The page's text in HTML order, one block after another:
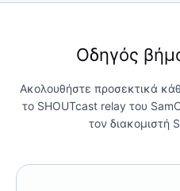
Οδηγός
Ακολουθήστε προσεκτικά
το SHOUTcast relay του
τον διακομιστή